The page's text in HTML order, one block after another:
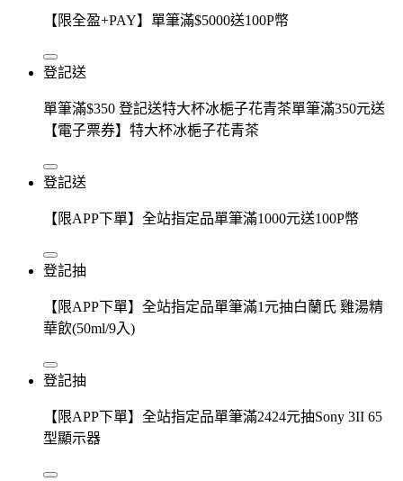
【限全盈+PAY】單筆滿$5000送100P幣
登記送
單筆滿$350 登記送特大杯冰梔子花青茶單筆滿350元送
【電子票券】特大杯冰梔子花青茶
登記送
【限APP下單】全站指定品單筆滿1000元送100P幣
登記抽
【限APP下單】全站指定品單筆滿1元抽白蘭氏 雞湯精
華飲(50ml/9入)
登記抽
【限APP下單】全站指定品單筆滿2424元抽Sony 3II 65
型顯示器